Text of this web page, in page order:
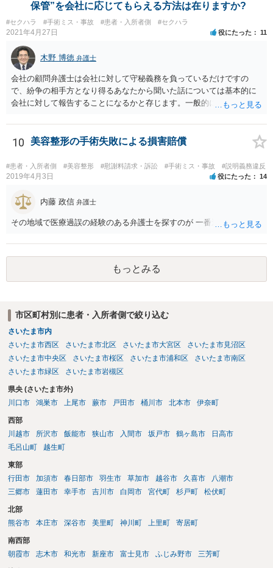
保管”を会社に応じてもらえる方法は在りますか?
#セクハラ #手術ミス・事故 #患者・入所者側 #セクハラ
2021年4月27日 役にたった 11
木野 博徳 弁護士
会社の顧問弁護士は会社に対して守秘義務を負っているだけですの
で、紛争の相手方となり得るあなたから聞いた話については基本的に
会社に対して報告することになるかと存じます。一般的に弁護士かぎ
ってはあるかもしれませんが、相手方に誤解を与える可能性があり、
利益相反の問題が生じうるのでそういった要請は拒絶する場合が大半
しいという要望を受け容れる弁護士はほとんどいないと思います。 会
社内の部署に相談した場合についても通常は会社内で情報共有が図ら
に相談した上で、事案の見通し等を示してもらい、訴訟するかどうか
合は、通常、会社が隠蔽のため過去の記録を廃棄すること等を防ぐた
対応が必要になってくるかと存じます。
10 美容整形の手術失敗による損害賠償
#患者・入所者側 #美容整形 #慰謝料請求・訴訟 #手術ミス・事故 #説明義務違反
2019年4月3日 役にたった 14
内藤 政信 弁護士
その地域で医療過誤の経験のある弁護士を探すのが 一番近道だね。
もっとみる
市区町村別に患者・入所者側で絞り込む
さいたま市内
さいたま市西区
さいたま市北区 さいたま市大宮区
さいたま市見沼区
さいたま市中央区
さいたま市桜区 さいたま市浦和区
さいたま市南区
さいたま市緑区
さいたま市岩槻区
県央 (さいたま市外)
川口市
鴻巣市 上尾市 蕨市 戸田市 桶川市 北本市 伊奈町
西部
川越市
所沢市 飯能市 狭山市 入間市 坂戸市 鶴ヶ島市
日高市
毛呂山町
越生町
東部
行田市
加須市 春日部市 羽生市 草加市 越谷市 久喜市
八潮市
三郷市
蓮田市 幸手市 吉川市 白岡市 宮代町 杉戸町 松伏町
北部
熊谷市
本庄市 深谷市 美里町 神川町 上里町 寄居町
南西部
朝霞市
志木市 和光市 新座市 富士見市 ふじみ野市 三芳町